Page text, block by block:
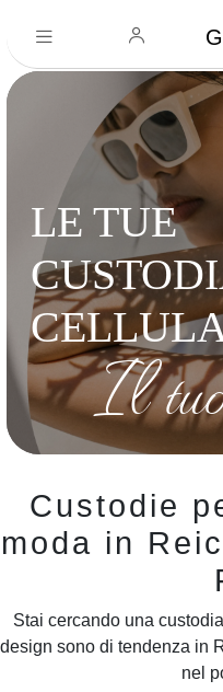
LE TUE
Il
Custodie
moda in
Stai cercando una
design sono di tendenza in
nel